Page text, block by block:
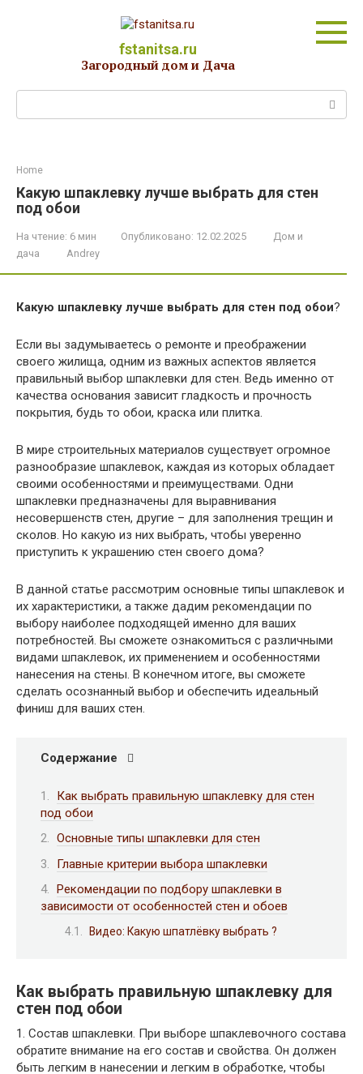
fstanitsa.ru
Загородный дом и Дача
Home
Какую шпаклевку лучше выбрать для стен
под обои
На чтение: 6 мин Опубликовано: 12.02.2025
Дом и
дача
Andrey
Какую шпаклевку лучше выбрать для стен под обои?
Если вы задумываетесь о ремонте и преображении
своего жилища, одним из важных аспектов является
правильный выбор шпаклевки для стен. Ведь именно от
качества основания зависит гладкость и прочность
покрытия, будь то обои, краска или плитка.
В мире строительных материалов существует огромное
разнообразие шпаклевок, каждая из которых обладает
своими особенностями и преимуществами. Одни
шпаклевки предназначены для выравнивания
несовершенств стен, другие – для заполнения трещин и
сколов. Но какую из них выбрать, чтобы уверенно
приступить к украшению стен своего дома?
В данной статье рассмотрим основные типы шпаклевок и
их характеристики, а также дадим рекомендации по
выбору наиболее подходящей именно для ваших
потребностей. Вы сможете ознакомиться с различными
видами шпаклевок, их применением и особенностями
нанесения на стены. В конечном итоге, вы сможете
сделать осознанный выбор и обеспечить идеальный
финиш для ваших стен.
Содержание
Как выбрать правильную шпаклевку для стен
под обои
Основные типы шпаклевки для стен
Главные критерии выбора шпаклевки
Рекомендации по подбору шпаклевки в
зависимости от особенностей стен и обоев
Видео: Какую шпатлёвку выбрать ?
Как выбрать правильную шпаклевку для
стен под обои
1. Состав шпаклевки. При выборе шпаклевочного состава
обратите внимание на его состав и свойства. Он должен
быть легким в нанесении и легким в обработке, чтобы